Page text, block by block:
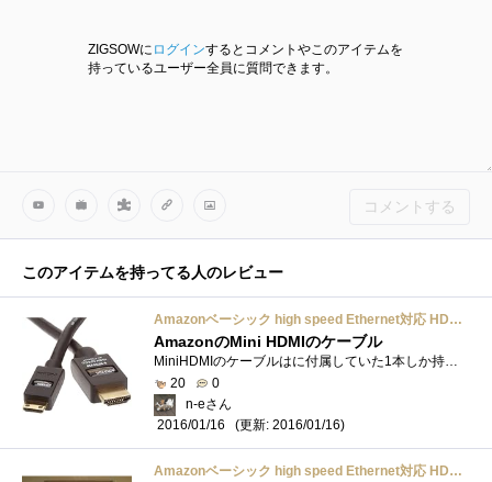
ZIGSOWに ログインするとコメントやこのアイテムを
持っているユーザー全員に質問できます。
コメントする
このアイテムを持ってる人のレビュー
Amazonベーシック high speed Ethernet対応 HDMIケーブル Aタイプ - Cタイプ 2.0m
AmazonのMini HDMIのケーブル
MiniHDMIのケーブルはに付属していた1本しか持っていなかったので、他のものを注文するついでに、1本買っておきました。
20
0
n-eさん
2016/01/16
(更新: 2016/01/16)
Amazonベーシック high speed Ethernet対応 HDMIケーブル Aタイプ - Cタイプ 2.0m